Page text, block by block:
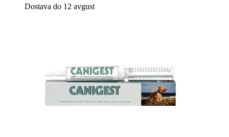
Dostava do 12 avgust